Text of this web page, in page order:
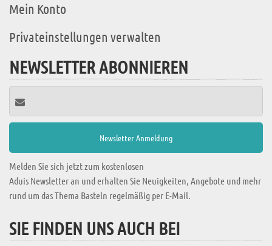
Mein Konto
Privateinstellungen verwalten
NEWSLETTER ABONNIEREN
Melden Sie sich jetzt zum kostenlosen
Aduis Newsletter an und erhalten Sie Neuigkeiten, Angebote und mehr
rund um das Thema Basteln regelmäßig per E-Mail.
SIE FINDEN UNS AUCH BEI